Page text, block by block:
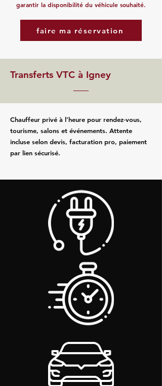
garantir la disponibilité du véhicule souhaité.
faire ma réservation
Transferts VTC à Igney
Chauffeur privé à l’heure pour rendez‑vous,
tourisme, salons et événements. Attente
incluse selon devis, facturation pro, paiement
par lien sécurisé.